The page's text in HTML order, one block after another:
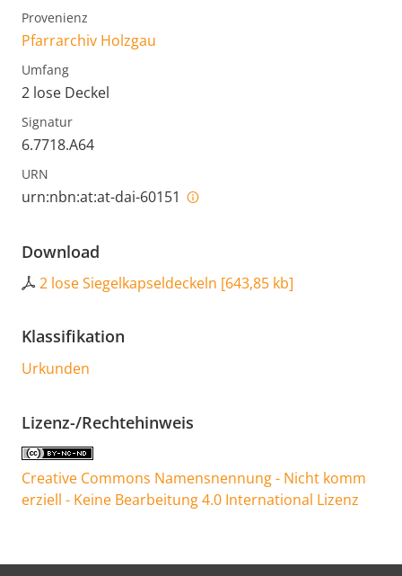
Provenienz
Pfarrarchiv Holzgau
Umfang
2 lose Deckel
Signatur
6.7718.A64
URN
urn:nbn:at:at-dai-60151
Download
2 lose Siegelkapseldeckeln [643,85 kb]
Klassifikation
Urkunden
Lizenz-/Rechtehinweis
Creative Commons Namensnennung - Nicht komm
erziell - Keine Bearbeitung 4.0 International Lizenz